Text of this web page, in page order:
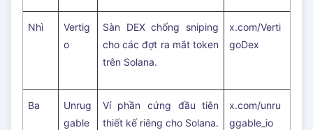
Nhì
Vertig
o
Sàn DEX chống sniping
cho các đợt ra mắt token
trên Solana.
x.com/Verti
goDex
Ba
Unrug
gable
Ví phần cứng đầu tiên
thiết kế riêng cho Solana.
x.com/unru
ggable_io